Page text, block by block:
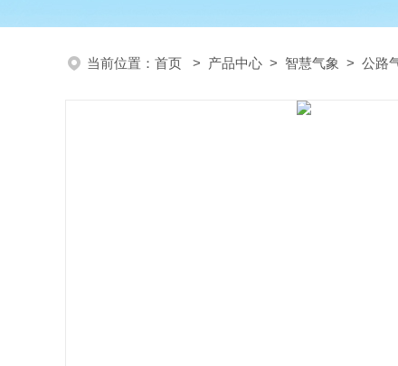
当前位置： 首页 > 产品中心 > 智慧气象 > 公路